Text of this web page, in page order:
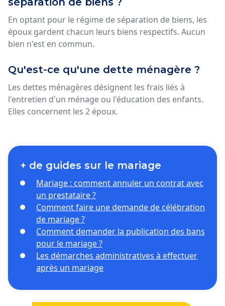
En optant pour le régime de séparation de biens, les
époux gardent chacun leurs biens respectifs. Aucun
bien n'est en commun.
Qu'est-ce qu'une dette ménagère ?
Les dettes ménagères désignent les frais liés à
l'entretien d'un ménage ou l'éducation des enfants.
Elles concernent les 2 époux.
+ de guides sur le mariage
Mariage : comment annuler un contrat avec
un prestataire ?
Comment faire une demande de célébration
de mariage ?
Comment demander la publication des bans
pour le mariage ?
Les démarches administratives à effectuer
après un mariage